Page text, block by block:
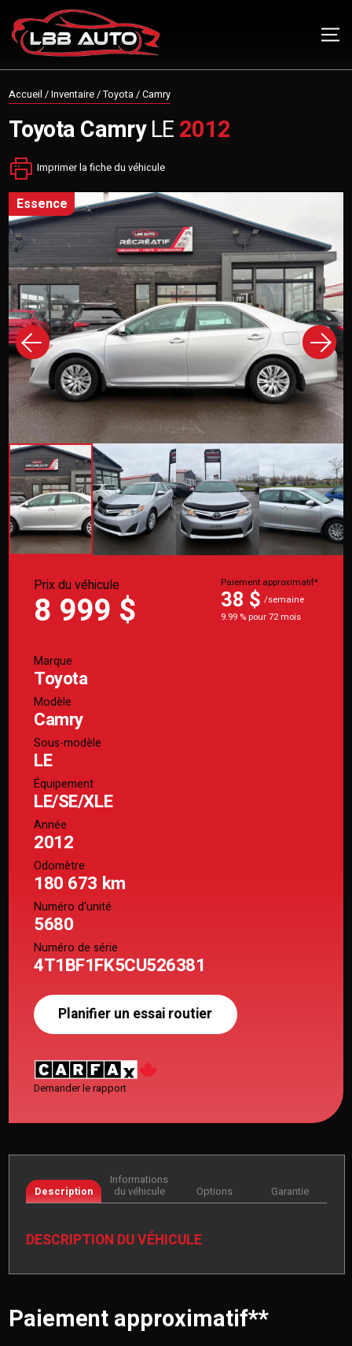
Accueil /Inventaire/Toyota/Camry
ToyotaCamry LE2012
Imprimer la fiche du véhicule
essence
Prix du véhicule
8 999 $
Paiement approximatif*
38 $ /semaine
9.99 % pour 72 mois
Marque
Toyota
Modèle
Camry
Sous-modèle
LE
Équipement
LE/SE/XLE
Année
2012
Odomètre
180 673 km
Numéro d'unité
5680
Numéro de série
4T1BF1FK5CU526381
Planifier un essai routier
Demander le rapport
Description
Informations
du véhicule
Options Garantie
DESCRIPTION DU VÉHICULE
Paiement approximatif**